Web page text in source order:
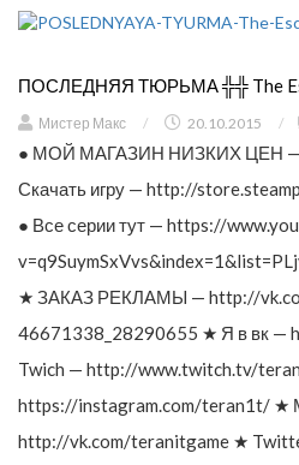
ПОСЛЕДНЯЯ ТЮРЬМА ╬╬ The
Мистер Макс / 20.10.2015 /
● МОЙ МАГАЗИН НИЗКИХ ЦЕН —
Скачать игру — http://
● Все серии тут — https://
★ ЗАКАЗ РЕКЛАМЫ — http://
46671338_28290655 ★ Я в вк —
Twich — http://www.twitch.tv/
https://instagram.com/teran1t/ ★
http://vk.com/teranitgame ★